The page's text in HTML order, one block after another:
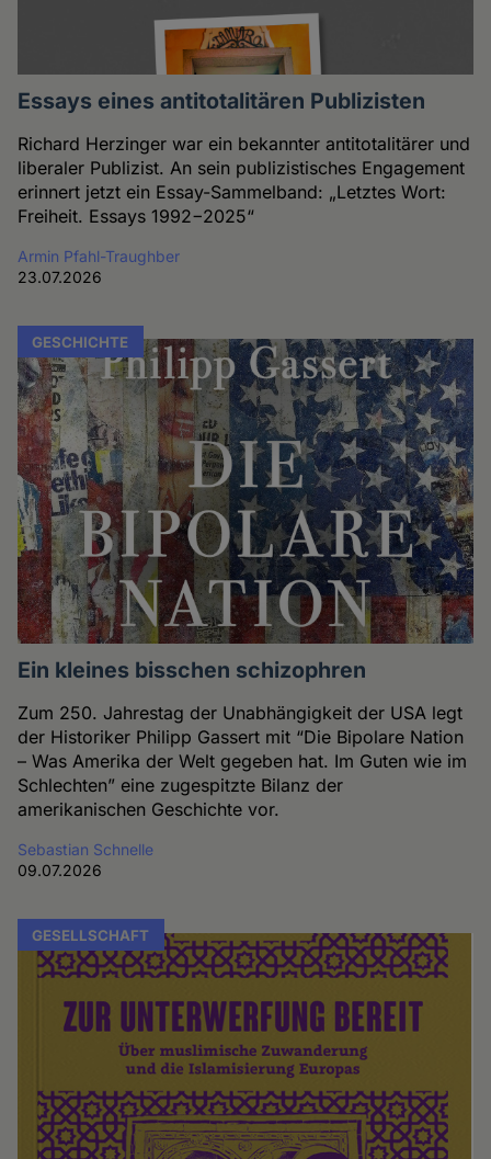
Essays eines antitotalitären Publizisten
Richard Herzinger war ein bekannter antitotalitärer und
liberaler Publizist. An sein publizistisches Engagement
erinnert jetzt ein Essay-Sammelband: „Letztes Wort:
Freiheit. Essays 1992−2025“
Armin Pfahl-Traughber
23.07.2026
GESCHICHTE
Ein kleines bisschen schizophren
Zum 250. Jahrestag der Unabhängigkeit der USA legt
der Historiker Philipp Gassert mit “Die Bipolare Nation
– Was Amerika der Welt gegeben hat. Im Guten wie im
Schlechten” eine zugespitzte Bilanz der
amerikanischen Geschichte vor.
Sebastian Schnelle
09.07.2026
GESELLSCHAFT